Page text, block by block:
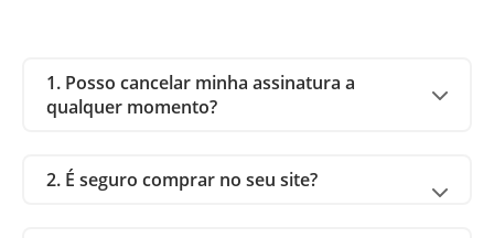
1. Posso cancelar minha assinatura a
qualquer momento?
2. É seguro comprar no seu site?